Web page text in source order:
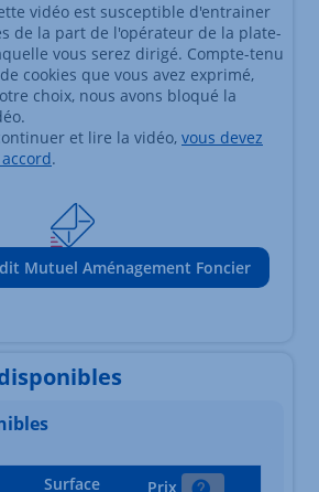
vidéo est susceptible d'entrainer
de la part de l'opérateur de la plate-
vous serez dirigé. Compte-tenu
cookies que vous avez exprimé,
choix, nous avons bloqué la
et lire la vidéo, vous devez
.
Mutuel Aménagement Foncier
Surface Prix